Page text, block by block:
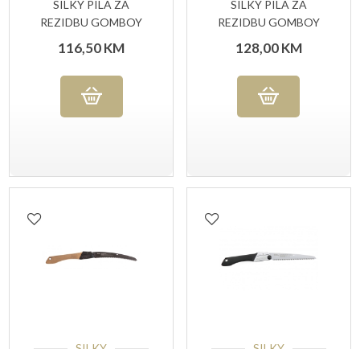
SILKY PILA ZA
REZIDBU GOMBOY
116,50KM
SILKY PILA ZA
REZIDBU GOMBOY
128,00KM